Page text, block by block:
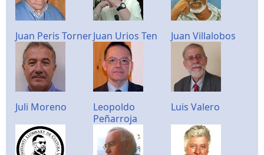
Juan Peris TornerJuan Urios Ten Juan Villalobos
Juli Moreno
Leopoldo
Peñarroja
Luis Valero